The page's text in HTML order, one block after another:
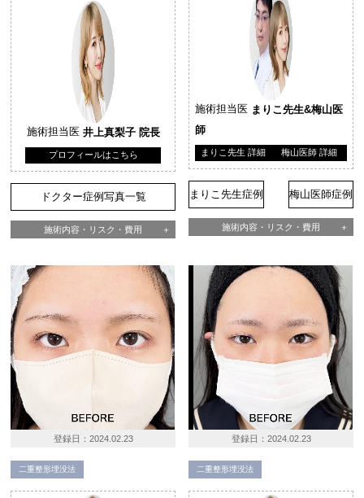
施術担当医 井上真梨子 院長
プロフィールはこちら
ドクター症例写真一覧
施術内容・リスク・費用
施術担当医 まりこ先生&梅山医
師
まりこ先生 詳細 梅山医師 詳細
まりこ先生症例 梅山医師症例
施術内容・リスク・費用
登録日： 2024.02.23
二重整形埋没法
登録日： 2024.02.23
二重整形埋没法